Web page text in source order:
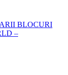
BLOCURI
–